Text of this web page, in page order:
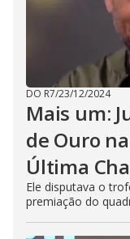
DO R7/23/12/2024
Mais um:
de Ouro
Última
Ele disputava o
premiação do